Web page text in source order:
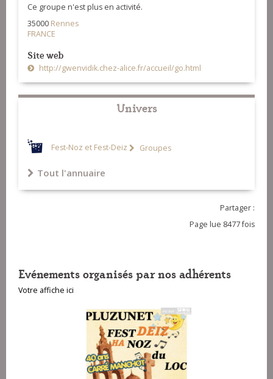
09-En détente (gavotte bal)
12-a mouillette
14-V'la l'bout (baleu)
16-v'la l'bout (riquegnée)
Ce groupe n'est plus en activité.
35000 Rennes
FRANCE
Site web
http://gwenvidik.chez-alice.fr/accueil/go.html
Univers
Fest-Noz et Fest-Deiz Groupes
Tout l'annuaire
Partager :
Page lue 8477 fois
Evénements organisés par nos adhérents
Votre affiche ici